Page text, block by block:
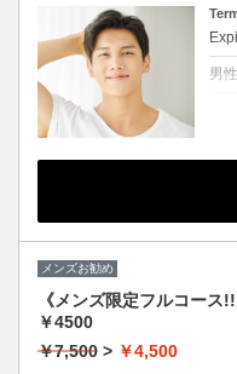
男
か
メンズお勧め
《メンズ限定フルコー
￥4500
￥7,500 > ￥4,500